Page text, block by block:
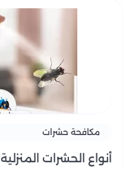
مكافحة حشرات
أنواع الحشرات المنزلية